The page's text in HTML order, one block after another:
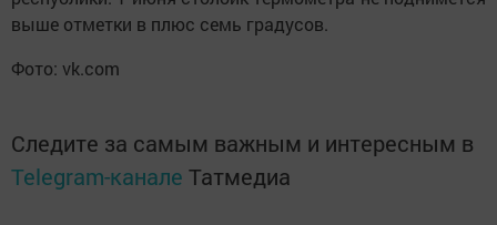
выше отметки в плюс семь градусов.
Фото: vk.com
Следите за самым важным и интересным в
Telegram-канале Татмедиа